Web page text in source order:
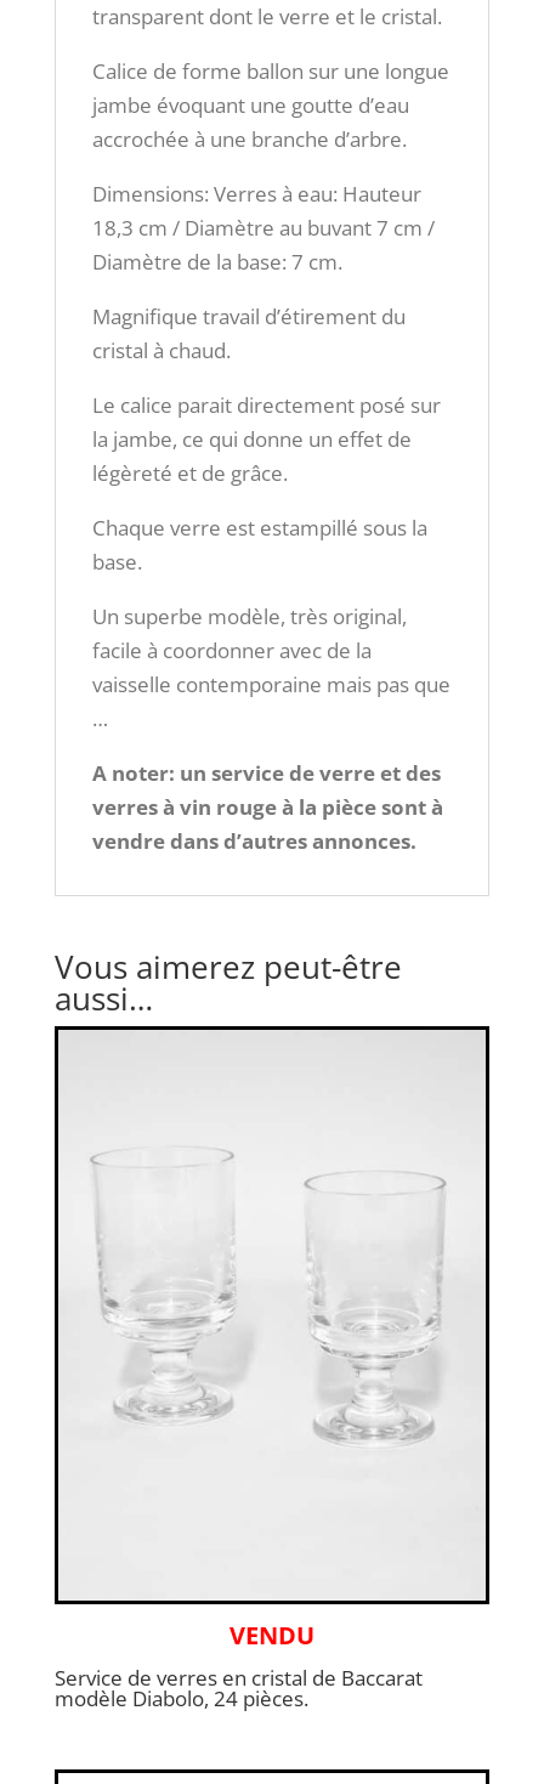
transparent dont le verre et le cristal.
Calice de forme ballon sur une longue
jambe évoquant une goutte d’eau
accrochée à une branche d’arbre.
Dimensions: Verres à eau: Hauteur
18,3 cm / Diamètre au buvant 7 cm /
Diamètre de la base: 7 cm.
Magnifique travail d’étirement du
cristal à chaud.
Le calice parait directement posé sur
la jambe, ce qui donne un effet de
légèreté et de grâce.
Chaque verre est estampillé sous la
base.
Un superbe modèle, très original,
facile à coordonner avec de la
vaisselle contemporaine mais pas que
…
A noter: un service de verre et des
verres à vin rouge à la pièce sont à
vendre dans d’autres annonces.
Vous aimerez peut-être
aussi…
VENDU
Service de verres en cristal de Baccarat
modèle Diabolo, 24 pièces.